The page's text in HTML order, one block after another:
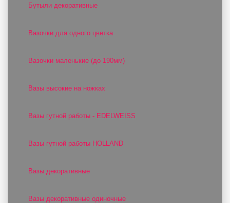
Бутыли декоративные
Вазочки для одного цветка
Вазочки маленькие (до 190мм)
Вазы высокие на ножках
Вазы гутной работы - EDELWEISS
Вазы гутной работы HOLLAND
Вазы декоративные
Вазы декоративные одиночные